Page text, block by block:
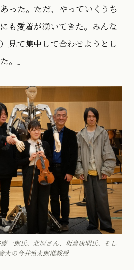
った。ただ、やっていくうち
も愛着が湧いてきた。みんな
見て集中して合わせようとし
。」
一郎氏、北原さん、板倉康明氏、そし
大の今井慎太郎准教授